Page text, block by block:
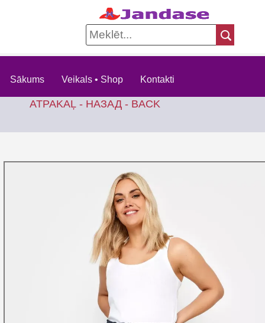
Sākums Veikals • Shop Kontakti
ATPAKAĻ - НАЗАД - BACK